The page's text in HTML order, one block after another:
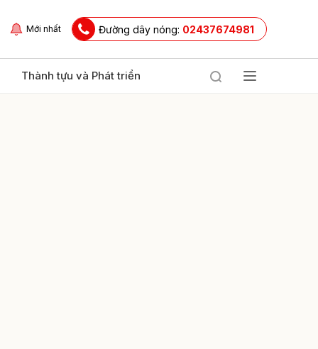
Mới nhất Đường dây nóng: 02437674981
Thành tựu và Phát triển